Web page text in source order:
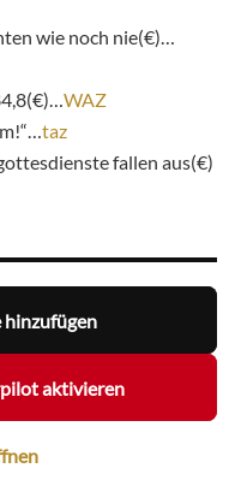
wie noch nie(€)…
WAZ
taz
fallen aus(€)
hinzufügen
aktivieren